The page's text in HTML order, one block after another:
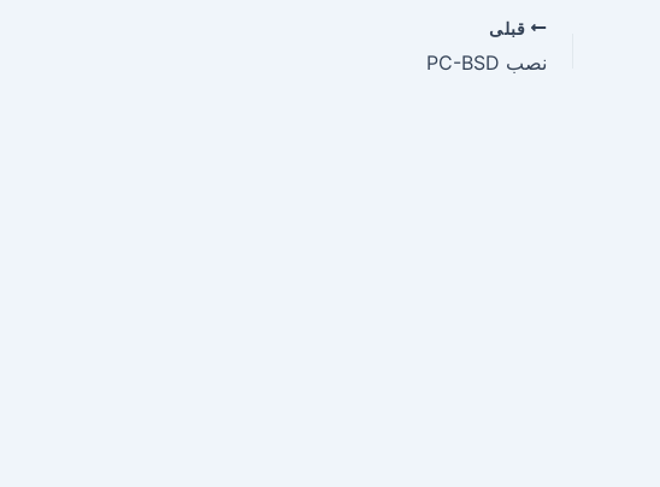
قبلی
نصب PC-BSD